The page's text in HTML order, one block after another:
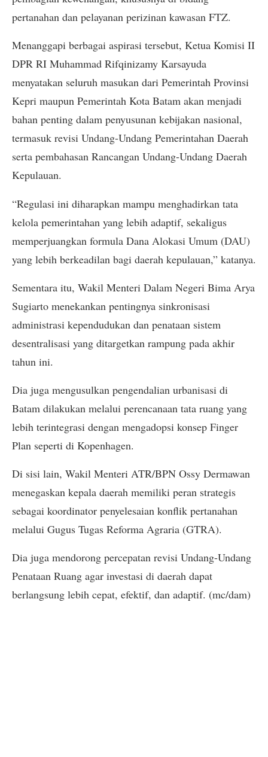
pertanahan dan pelayanan perizinan kawasan FTZ.
Menanggapi berbagai aspirasi tersebut, Ketua Komisi II
DPR RI Muhammad Rifqinizamy Karsayuda
menyatakan seluruh masukan dari Pemerintah Provinsi
Kepri maupun Pemerintah Kota Batam akan menjadi
bahan penting dalam penyusunan kebijakan nasional,
termasuk revisi Undang-Undang Pemerintahan Daerah
serta pembahasan Rancangan Undang-Undang Daerah
Kepulauan.
“Regulasi ini diharapkan mampu menghadirkan tata
kelola pemerintahan yang lebih adaptif, sekaligus
memperjuangkan formula Dana Alokasi Umum (DAU)
yang lebih berkeadilan bagi daerah kepulauan,” katanya.
Sementara itu, Wakil Menteri Dalam Negeri Bima Arya
Sugiarto menekankan pentingnya sinkronisasi
administrasi kependudukan dan penataan sistem
desentralisasi yang ditargetkan rampung pada akhir
tahun ini.
Dia juga mengusulkan pengendalian urbanisasi di
Batam dilakukan melalui perencanaan tata ruang yang
lebih terintegrasi dengan mengadopsi konsep Finger
Plan seperti di Kopenhagen.
Di sisi lain, Wakil Menteri ATR/BPN Ossy Dermawan
menegaskan kepala daerah memiliki peran strategis
sebagai koordinator penyelesaian konflik pertanahan
melalui Gugus Tugas Reforma Agraria (GTRA).
Dia juga mendorong percepatan revisi Undang-Undang
Penataan Ruang agar investasi di daerah dapat
berlangsung lebih cepat, efektif, dan adaptif. (mc/dam)